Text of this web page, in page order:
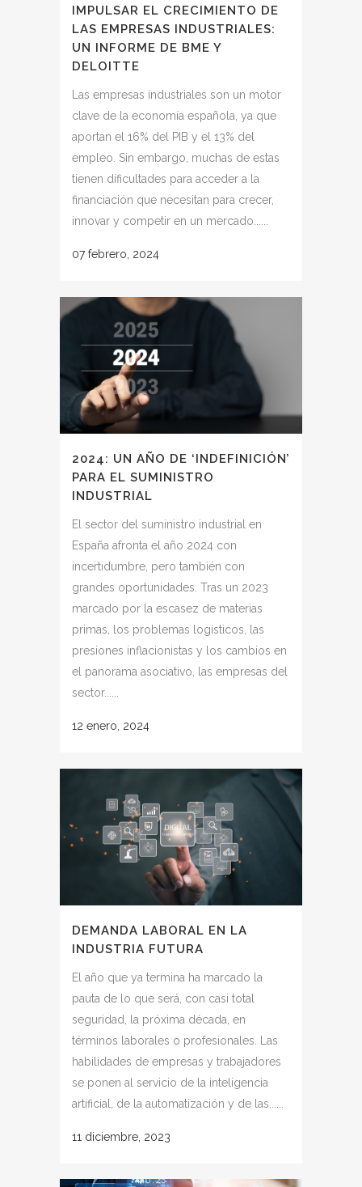
IMPULSAR EL CRECIMIENTO DE
LAS EMPRESAS INDUSTRIALES:
UN INFORME DE BME Y
DELOITTE
Las empresas industriales son un motor
clave de la economía española, ya que
aportan el 16% del PIB y el 13% del
empleo. Sin embargo, muchas de estas
tienen dificultades para acceder a la
financiación que necesitan para crecer,
innovar y competir en un mercado......
07 febrero, 2024
2024: UN AÑO DE ‘INDEFINICIÓN’
PARA EL SUMINISTRO
INDUSTRIAL
El sector del suministro industrial en
España afronta el año 2024 con
incertidumbre, pero también con
grandes oportunidades. Tras un 2023
marcado por la escasez de materias
primas, los problemas logísticos, las
presiones inflacionistas y los cambios en
el panorama asociativo, las empresas del
sector......
12 enero, 2024
DEMANDA LABORAL EN LA
INDUSTRIA FUTURA
El año que ya termina ha marcado la
pauta de lo que será, con casi total
seguridad, la próxima década, en
términos laborales o profesionales. Las
habilidades de empresas y trabajadores
se ponen al servicio de la inteligencia
artificial, de la automatización y de las......
11 diciembre, 2023